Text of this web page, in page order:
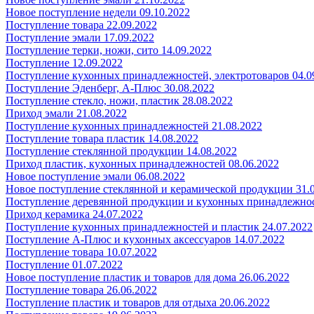
Новое поступление недели 09.10.2022
Поступление товара 22.09.2022
Поступление эмали 17.09.2022
Поступление терки, ножи, сито 14.09.2022
Поступление 12.09.2022
Поступление кухонных принадлежностей, электротоваров
Поступление Эденберг, А-Плюс 30.08.2022
Поступление стекло, ножи, пластик 28.08.2022
Приход эмали 21.08.2022
Поступление кухонных принадлежностей 21.08.2022
Поступление товара пластик 14.08.2022
Поступление стеклянной продукции 14.08.2022
Приход пластик, кухонных принадлежностей 08.06.2022
Новое поступление эмали 06.08.2022
Новое поступление стеклянной и керамической продукции
Поступление деревянной продукции и кухонных
Приход керамика 24.07.2022
Поступление кухонных принадлежностей и пластик 24.07.2022
Поступление А-Плюс и кухонных аксессуаров 14.07.2022
Поступление товара 10.07.2022
Поступление 01.07.2022
Новое поступление пластик и товаров для дома 26.06.2022
Поступление товара 26.06.2022
Поступление пластик и товаров для отдыха 20.06.2022